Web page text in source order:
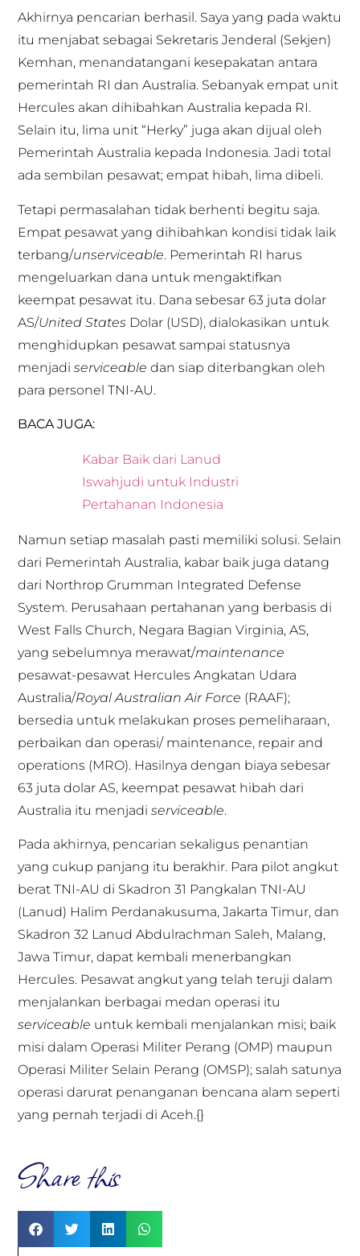
Akhirnya pencarian berhasil. Saya yang pada waktu
itu menjabat sebagai Sekretaris Jenderal (Sekjen)
Kemhan, menandatangani kesepakatan antara
pemerintah RI dan Australia. Sebanyak empat unit
Hercules akan dihibahkan Australia kepada RI.
Selain itu, lima unit “Herky” juga akan dijual oleh
Pemerintah Australia kepada Indonesia. Jadi total
ada sembilan pesawat; empat hibah, lima dibeli.
Tetapi permasalahan tidak berhenti begitu saja.
Empat pesawat yang dihibahkan kondisi tidak laik
terbang/unserviceable. Pemerintah RI harus
mengeluarkan dana untuk mengaktifkan
keempat pesawat itu. Dana sebesar 63 juta dolar
AS/United States Dolar (USD), dialokasikan untuk
menghidupkan pesawat sampai statusnya
menjadiserviceable dan siap diterbangkan oleh
para personel TNI-AU.
BACA JUGA:
Kabar Baik dari Lanud
Iswahjudi untuk Industri
Pertahanan Indonesia
Namun setiap masalah pasti memiliki solusi. Selain
dari Pemerintah Australia, kabar baik juga datang
dari Northrop Grumman Integrated Defense
System. Perusahaan pertahanan yang berbasis di
West Falls Church, Negara Bagian Virginia, AS,
yang sebelumnya merawat/maintenance
pesawat-pesawat Hercules Angkatan Udara
Australia/Royal Australian Air Force (RAAF);
bersedia untuk melakukan proses pemeliharaan,
perbaikan dan operasi/ maintenance, repair and
operations (MRO). Hasilnya dengan biaya sebesar
63 juta dolar AS, keempat pesawat hibah dari
Australia itu menjadiserviceable.
Pada akhirnya, pencarian sekaligus penantian
yang cukup panjang itu berakhir. Para pilot angkut
berat TNI-AU di Skadron 31 Pangkalan TNI-AU
(Lanud) Halim Perdanakusuma, Jakarta Timur, dan
Skadron 32 Lanud Abdulrachman Saleh, Malang,
Jawa Timur, dapat kembali menerbangkan
Hercules. Pesawat angkut yang telah teruji dalam
menjalankan berbagai medan operasi itu
serviceable untuk kembali menjalankan misi; baik
misi dalam Operasi Militer Perang (OMP) maupun
Operasi Militer Selain Perang (OMSP); salah satunya
operasi darurat penanganan bencana alam seperti
yang pernah terjadi di Aceh.{}
Share this